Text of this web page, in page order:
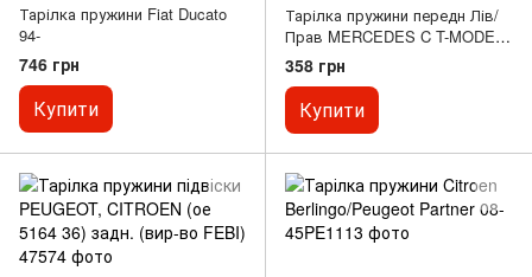
Тарілка пружини Fiat Ducato
94-
746 грн
Купити
Тарілка пружини передн Лів/
Прав MERCEDES C T-MODEL
(S202), C (W202), CLK (A208),
CLK (C208), E T-MODEL (S210),
E (VF210), E (W210), SLK
(R170) 1.8-5.4 03.93-04.04
358 грн
Купити